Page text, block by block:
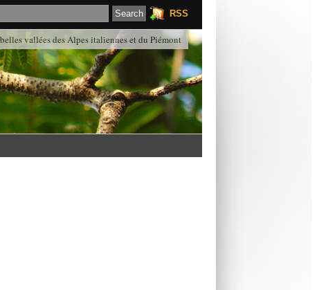
RSS
vallées des Alpes italiennes et du Piémont